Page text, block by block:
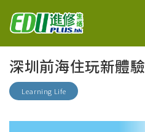
深圳前海住玩新體驗
Learning Life